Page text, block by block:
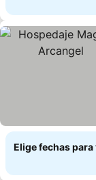
Elige fechas